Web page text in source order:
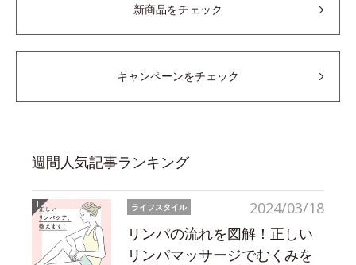
新商品をチェック
キャンペーンをチェック
週間人気記事ランキング
2024/03/18
ライフスタイル
リンパの流れを図解！正しい
リンパマッサージでむくみを